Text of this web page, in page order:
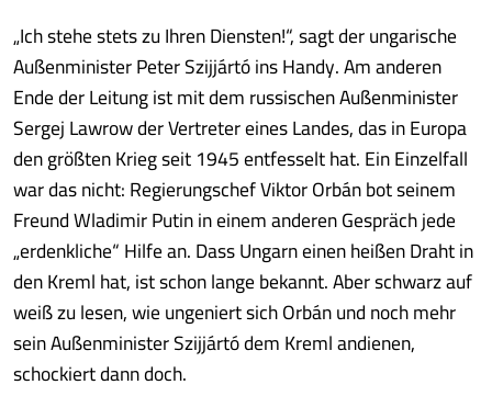
„Ich stehe stets zu Ihren Diensten!“, sagt der ungarische
Außenminister Peter Szijjártó ins Handy. Am anderen
Ende der Leitung ist mit dem russischen Außenminister
Sergej Lawrow der Vertreter eines Landes, das in Europa
den größten Krieg seit 1945 entfesselt hat. Ein Einzelfall
war das nicht: Regierungschef Viktor Orbán bot seinem
Freund Wladimir Putin in einem anderen Gespräch jede
„erdenkliche“ Hilfe an. Dass Ungarn einen heißen Draht in
den Kreml hat, ist schon lange bekannt. Aber schwarz auf
weiß zu lesen, wie ungeniert sich Orbán und noch mehr
sein Außenminister Szijjártó dem Kreml andienen,
schockiert dann doch.